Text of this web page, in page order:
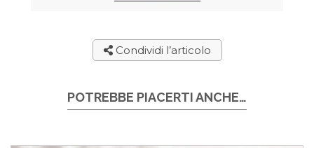
Condividi l’articolo
POTREBBE PIACERTI ANCHE…